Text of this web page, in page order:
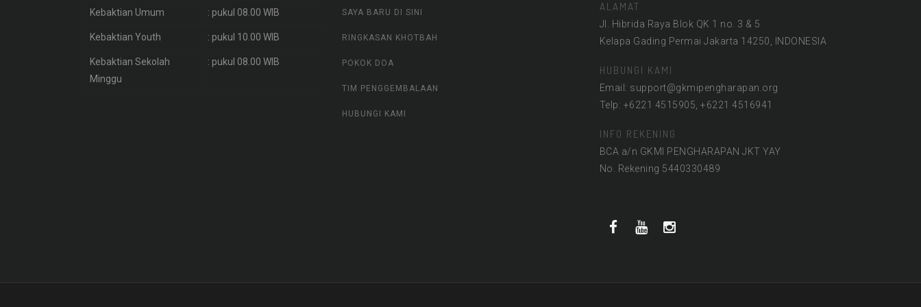
Kebaktian Umum : pukul 08.00 WIB
Kebaktian Youth : pukul 10.00 WIB
Kebaktian Sekolah
Minggu
: pukul 08.00 WIB
SAYA BARU DI SINI
RINGKASAN KHOTBAH
POKOK DOA
TIM PENGGEMBALAAN
HUBUNGI KAMI
ALAMAT
Jl. Hibrida Raya Blok QK 1 no. 3 & 5
Kelapa Gading Permai Jakarta 14250, INDONESIA
HUBUNGI KAMI
Email: support@gkmipengharapan.org
Telp: +6221 4515905, +6221 4516941
INFO REKENING
BCA a/n GKMI PENGHARAPAN JKT YAY
No. Rekening 5440330489